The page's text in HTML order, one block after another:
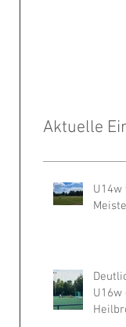
Aktuelle
U16w